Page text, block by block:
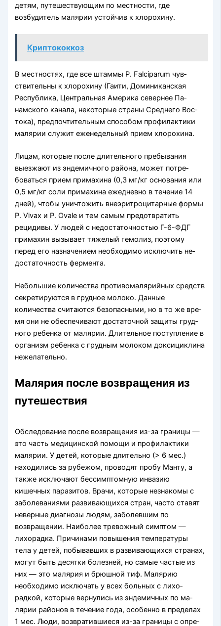
детям, путешествующим по местности, где
возбудитель малярии устойчив к хлорохину.
Криптококкоз
В местностях, где все штаммы P. Falciparum чув­
ствительны к хлорохину (Гаити, Доминиканская
Республика, Центральная Америка севернее Па­
намского канала, некоторые страны Среднего Вос­
тока), предпочтительным способом профи­лактики
малярии служит еженедельный прием хлорохина.
Лицам, которые после длительного пребывания
выезжают из эндемичного района, может потре­
боваться прием примахина (0,3 мг/кг основания или
0,5 мг/кг соли примахина ежедневно в течение 14
дней), чтобы уничтожить внеэритроцитарные формы
P. Vivax и P. Ovale и тем самым предотвратить
рецидивы. У людей с недостаточностью Г-6-ФДГ
примахин вызывает тяжелый гемолиз, поэтому
перед его назначением необходимо исключить не­
достаточность фермента.
Небольшие количества противомалярийных средств
секретируются в грудное молоко. Данные
количества считаются безопасными, но в то же вре­
мя они не обеспечивают достаточной защиты груд­
ного ребенка от малярии. Длительное поступление в
организм ребенка с грудным молоком доксициклина
нежелательно.
Малярия после возвращения из
путешествия
Обследование после возвращения из-за границы —
это часть ме­дицинской помощи и профилактики
малярии. У детей, которые длительно (> 6 мес.)
находились за рубежом, проводят пробу Манту, а
также исключают бессимптомную инва­зию
кишечных паразитов. Врачи, которые незнако­мы с
заболеваниями развивающихся стран, часто ставят
неверные диагнозы людям, заболевшим по
возвращении. Наиболее тревожный симп­том —
лихорадка. Причинами повышения темпера­туры
тела у детей, побывавших в развивающихся странах,
могут быть десятки болезней, но самые частые из
них — это малярия и брюшной тиф. Ма­лярию
необходимо исключать у всех больных с лихо­
радкой, которые вернулись из эндемичных по ма­
лярии районов в течение года, особенно в пределах
1 мес. Люди, возвратившиеся из-за границы с опре­